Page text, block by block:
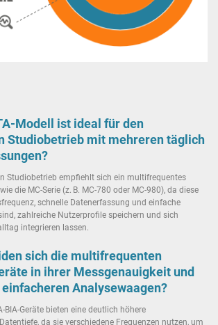
Modell ist ideal für den
Studiobetrieb mit mehreren täglich
Studiobetrieb empfiehlt sich ein multifrequentes
die MC-Serie (z. B. MC-780 oder MC-980), da diese
schnelle Datenerfassung und einfache
zahlreiche Nutzerprofile speichern und sich
integrieren lassen.
sich die multifrequenten
in ihrer Messgenauigkeit und
Analysewaagen?
BIA-Geräte bieten eine deutlich höhere
da sie verschiedene Frequenzen nutzen, um